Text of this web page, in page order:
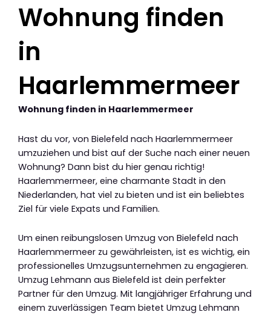
Wohnung finden
in
Haarlemmermeer
Wohnung finden in Haarlemmermeer
Hast du vor, von Bielefeld nach Haarlemmermeer
umzuziehen und bist auf der Suche nach einer neuen
Wohnung? Dann bist du hier genau richtig!
Haarlemmermeer, eine charmante Stadt in den
Niederlanden, hat viel zu bieten und ist ein beliebtes
Ziel für viele Expats und Familien.
Um einen reibungslosen Umzug von Bielefeld nach
Haarlemmermeer zu gewährleisten, ist es wichtig, ein
professionelles Umzugsunternehmen zu engagieren.
Umzug Lehmann aus Bielefeld ist dein perfekter
Partner für den Umzug. Mit langjähriger Erfahrung und
einem zuverlässigen Team bietet Umzug Lehmann